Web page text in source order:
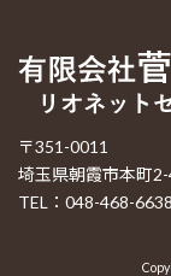
〒351-0011
埼玉県朝霞市本町2-
TEL：048-468-